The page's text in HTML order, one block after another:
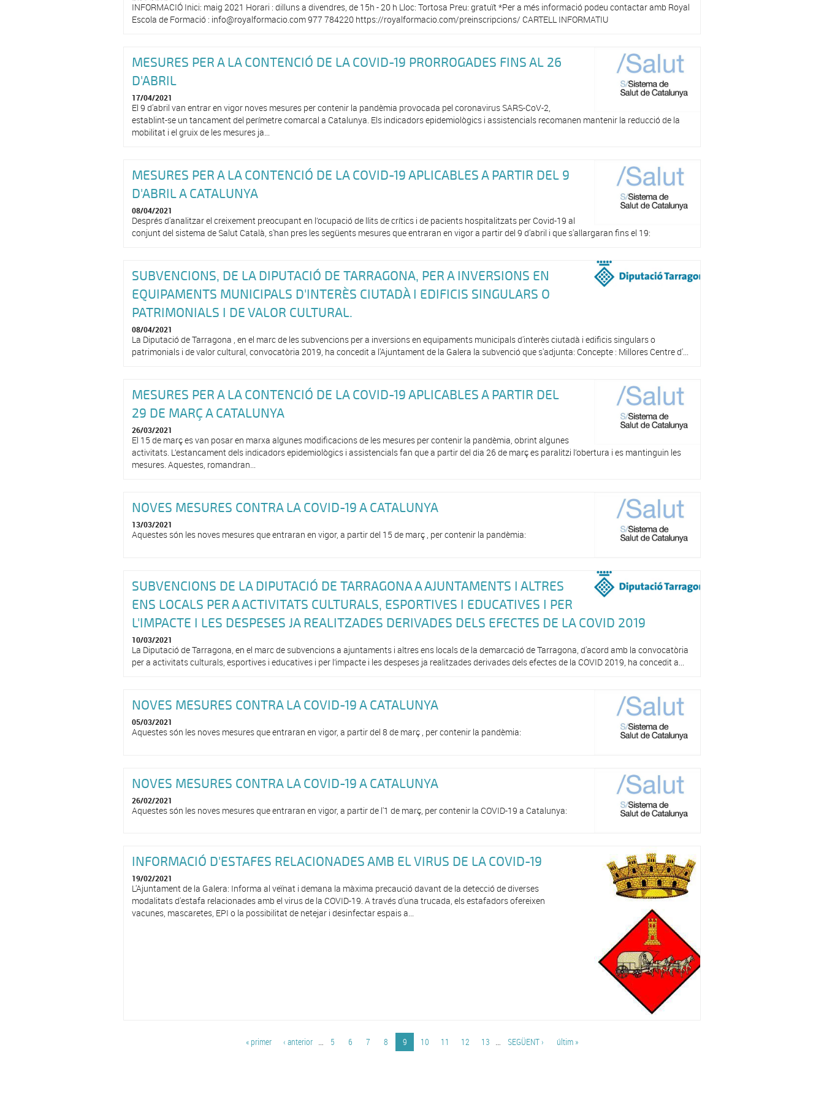
INFORMACIÓ Inici: maig 2021 Horari : dilluns a divendres, de 15h - 20 h Lloc: Tortosa Preu: gratuït *Per a més informació podeu contactar amb Royal
Escola de Formació : info@royalformacio.com 977 784220 https://royalformacio.com/preinscripcions/ CARTELL INFORMATIU
MESURES PER A LA CONTENCIÓ DE LA COVID-19 PRORROGADES FINS AL 26
D'ABRIL
17/04/2021
El 9 d'abril van entrar en vigor noves mesures per contenir la pandèmia provocada pel coronavirus SARS-CoV-2,
establint-se un tancament del perímetre comarcal a Catalunya. Els indicadors epidemiològics i assistencials recomanen mantenir la reducció de la
mobilitat i el gruix de les mesures ja...
MESURES PER A LA CONTENCIÓ DE LA COVID-19 APLICABLES A PARTIR DEL 9
D'ABRIL A CATALUNYA
08/04/2021
Després d'analitzar el creixement preocupant en l’ocupació de llits de crítics i de pacients hospitalitzats per Covid-19 al
conjunt del sistema de Salut Català, s'han pres les següents mesures que entraran en vigor a partir del 9 d'abril i que s'allargaran fins el 19:
SUBVENCIONS, DE LA DIPUTACIÓ DE TARRAGONA, PER A INVERSIONS EN
EQUIPAMENTS MUNICIPALS D'INTERÈS CIUTADÀ I EDIFICIS SINGULARS O
PATRIMONIALS I DE VALOR CULTURAL.
08/04/2021
La Diputació de Tarragona , en el marc de les subvencions per a inversions en equipaments municipals d'interès ciutadà i edificis singulars o
patrimonials i de valor cultural, convocatòria 2019, ha concedit a l'Ajuntament de la Galera la subvenció que s'adjunta: Concepte : Millores Centre d'...
MESURES PER A LA CONTENCIÓ DE LA COVID-19 APLICABLES A PARTIR DEL
29 DE MARÇ A CATALUNYA
26/03/2021
El 15 de març es van posar en marxa algunes modificacions de les mesures per contenir la pandèmia, obrint algunes
activitats. L’estancament dels indicadors epidemiològics i assistencials fan que a partir del dia 26 de març es paralitzi l’obertura i es mantinguin les
mesures. Aquestes, romandran...
NOVES MESURES CONTRA LA COVID-19 A CATALUNYA
13/03/2021
Aquestes són les noves mesures que entraran en vigor, a partir del 15 de març , per contenir la pandèmia:
SUBVENCIONS DE LA DIPUTACIÓ DE TARRAGONA A AJUNTAMENTS I ALTRES
ENS LOCALS PER A ACTIVITATS CULTURALS, ESPORTIVES I EDUCATIVES I PER
L'IMPACTE I LES DESPESES JA REALITZADES DERIVADES DELS EFECTES DE LA COVID 2019
10/03/2021
La Diputació de Tarragona, en el marc de subvencions a ajuntaments i altres ens locals de la demarcació de Tarragona, d'acord amb la convocatòria
per a activitats culturals, esportives i educatives i per l’impacte i les despeses ja realitzades derivades dels efectes de la COVID 2019, ha concedit a...
NOVES MESURES CONTRA LA COVID-19 A CATALUNYA
05/03/2021
Aquestes són les noves mesures que entraran en vigor, a partir del 8 de març , per contenir la pandèmia:
NOVES MESURES CONTRA LA COVID-19 A CATALUNYA
26/02/2021
Aquestes són les noves mesures que entraran en vigor, a partir de l'1 de març, per contenir la COVID-19 a Catalunya:
INFORMACIÓ D'ESTAFES RELACIONADES AMB EL VIRUS DE LA COVID-19
19/02/2021
L'Ajuntament de la Galera: Informa al veïnat i demana la màxima precaució davant de la detecció de diverses
modalitats d'estafa relacionades amb el virus de la COVID-19. A través d'una trucada, els estafadors ofereixen
vacunes, mascaretes, EPI o la possibilitat de netejar i desinfectar espais a...
« primer ‹ anterior … 5 6 7 8 9 10 11 12 13 … SEGÜENT › últim »